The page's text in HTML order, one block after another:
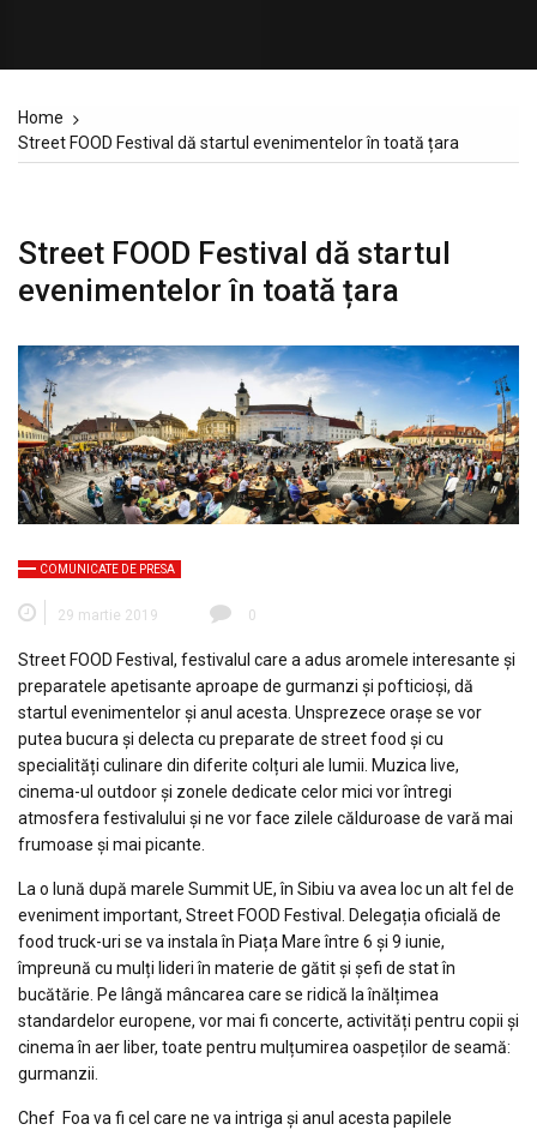
Home
Street FOOD Festival dă startul evenimentelor în toată țara
Street FOOD Festival dă startul
evenimentelor în toată țara
COMUNICATE DE PRESA
29 martie 2019 0
Street FOOD Festival, festivalul care a adus aromele interesante și
preparatele apetisante aproape de gurmanzi și pofticioși, dă
startul evenimentelor și anul acesta. Unsprezece orașe se vor
putea bucura și delecta cu preparate de street food și cu
specialități culinare din diferite colțuri ale lumii. Muzica live,
cinema-ul outdoor și zonele dedicate celor mici vor întregi
atmosfera festivalului și ne vor face zilele călduroase de vară mai
frumoase și mai picante.
La o lună după marele Summit UE, în Sibiu va avea loc un alt fel de
eveniment important, Street FOOD Festival. Delegația oficială de
food truck-uri se va instala în Piața Mare între 6 și 9 iunie,
împreună cu mulți lideri în materie de gătit și șefi de stat în
bucătărie. Pe lângă mâncarea care se ridică la înălțimea
standardelor europene, vor mai fi concerte, activități pentru copii și
cinema în aer liber, toate pentru mulțumirea oaspeților de seamă:
gurmanzii.
Chef Foa va fi cel care ne va intriga și anul acesta papilele